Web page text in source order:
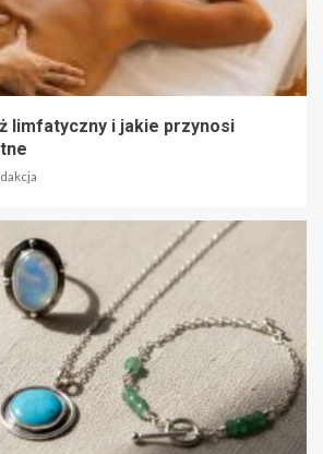
limfatyczny i jakie przynosi